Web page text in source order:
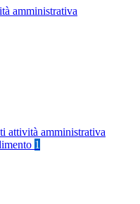
amministrativa
attività amministrativa
1